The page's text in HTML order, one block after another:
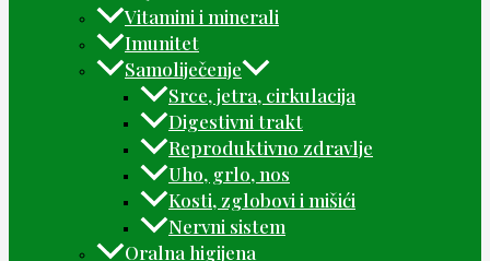
Vitamini i minerali
Imunitet
Samoliječenje
Srce, jetra, cirkulacija
Digestivni trakt
Reproduktivno zdravlje
Uho, grlo, nos
Kosti, zglobovi i mišići
Nervni sistem
Oralna higijena